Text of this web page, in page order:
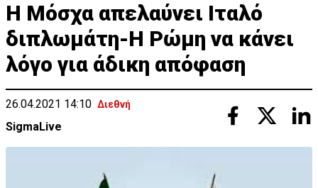
Η Μόσχα απελαύνει Ιταλό
διπλωμάτη-Η Ρώμη να κάνει
λόγο για άδικη απόφαση
26.04.2021 14:10 Διεθνή
SigmaLive